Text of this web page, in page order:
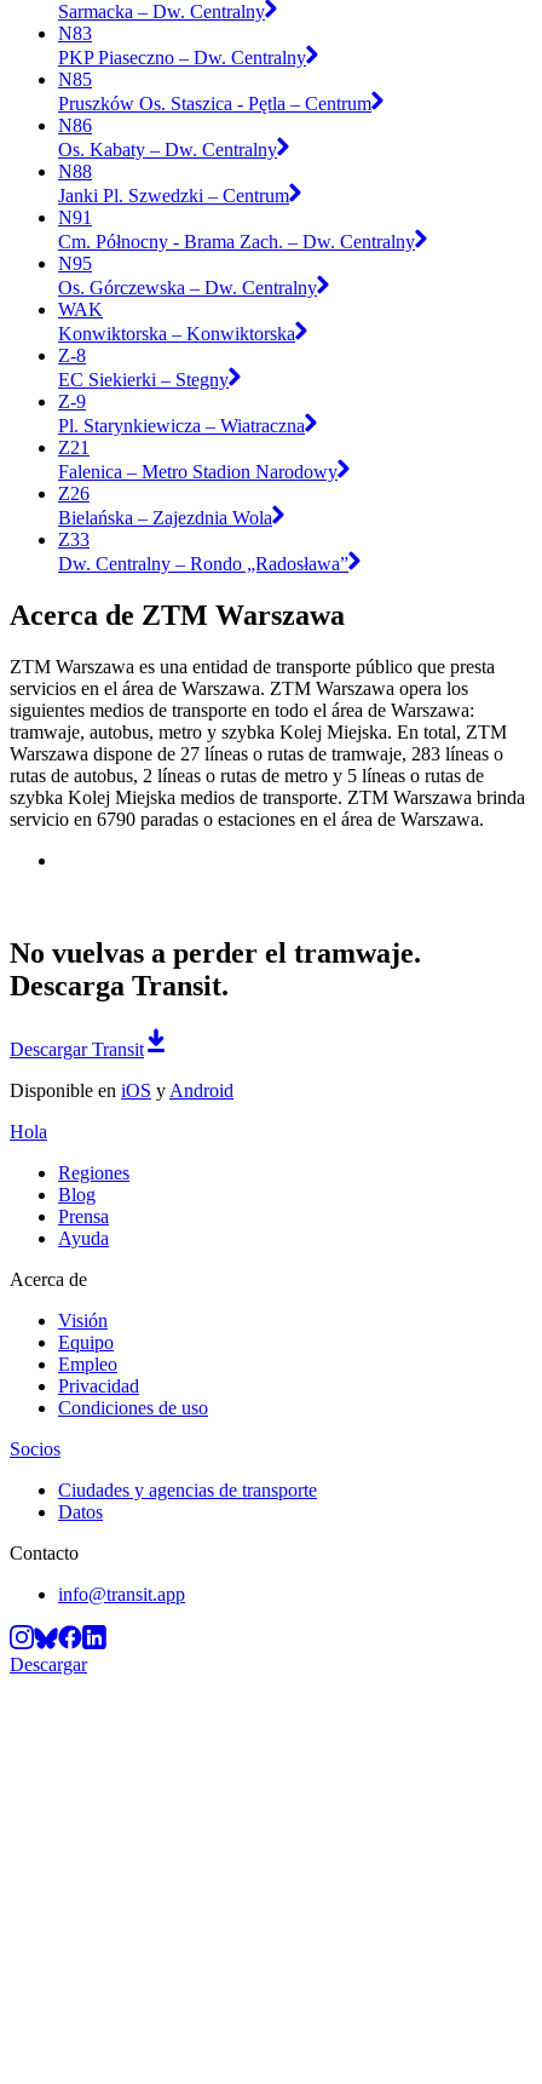
Sarmacka – Dw. Centralny
N83
PKP Piaseczno – Dw. Centralny
N85
Pruszków Os. Staszica - Pętla – Centrum
N86
Os. Kabaty – Dw. Centralny
N88
Janki Pl. Szwedzki – Centrum
N91
Cm. Północny - Brama Zach. – Dw. Centralny
N95
Os. Górczewska – Dw. Centralny
WAK
Konwiktorska – Konwiktorska
Z-8
EC Siekierki – Stegny
Z-9
Pl. Starynkiewicza – Wiatraczna
Z21
Falenica – Metro Stadion Narodowy
Z26
Bielańska – Zajezdnia Wola
Z33
Dw. Centralny – Rondo „Radosława”
Acerca de ZTM Warszawa
ZTM Warszawa es una entidad de transporte público que presta
servicios en el área de Warszawa. ZTM Warszawa opera los
siguientes medios de transporte en todo el área de Warszawa:
tramwaje, autobus, metro y szybka Kolej Miejska. En total, ZTM
Warszawa dispone de 27 líneas o rutas de tramwaje, 283 líneas o
rutas de autobus, 2 líneas o rutas de metro y 5 líneas o rutas de
szybka Kolej Miejska medios de transporte. ZTM Warszawa brinda
servicio en 6790 paradas o estaciones en el área de Warszawa.
No vuelvas a perder el tramwaje.
Descarga Transit.
Descargar Transit
Disponible en iOS y Android
Hola
Regiones
Blog
Prensa
Ayuda
Acerca de
Visión
Equipo
Empleo
Privacidad
Condiciones de uso
Socios
Ciudades y agencias de transporte
Datos
Contacto
info@transit.app
Descargar